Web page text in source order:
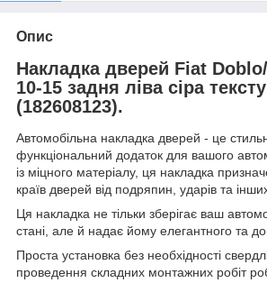
Опис
Накладка дверей Fiat
10-15 задня ліва сіра
(182608123).
Автомобільна накладка дверей - це
функціональний додаток для вашого
із міцного матеріалу, ця накладка
країв дверей від подряпин, ударів та
Ця накладка не тільки зберігає ваш
стані, але й надає йому елегантного та
Проста установка без необхідності
проведення складних монтажних робіт